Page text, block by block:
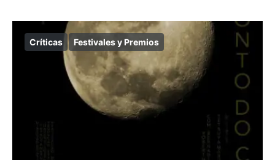
Críticas Festivales y Premios